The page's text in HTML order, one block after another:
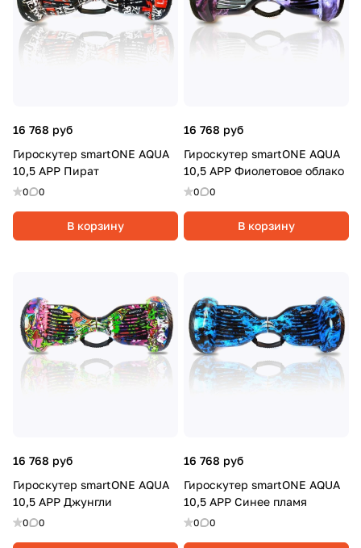
16 768 руб
Гироскутер smartONE AQUA
10,5 APP Пират
0 0
В корзину
16 768 руб
Гироскутер smartONE AQUA
10,5 APP Фиолетовое облако
0 0
В корзину
16 768 руб
Гироскутер smartONE AQUA
10,5 APP Джунгли
0 0
16 768 руб
Гироскутер smartONE AQUA
10,5 APP Синее пламя
0 0